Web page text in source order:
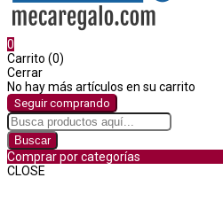
0
Carrito (0)
Cerrar
No hay más artículos en su carrito
Seguir comprando
Buscar
Comprar por categorías
CLOSE